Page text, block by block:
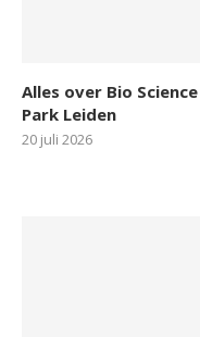
Alles over Bio Science
Park Leiden
20 juli 2026